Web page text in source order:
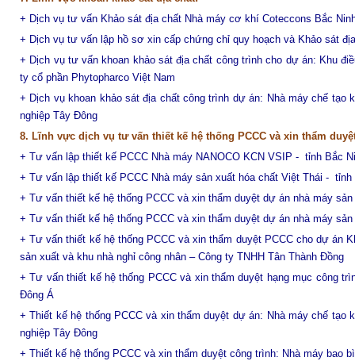
+ Dịch vụ tư vấn Khảo sát địa chất Nhà máy cơ khí Coteccons Bắc
+ Dịch vụ tư vấn lập hồ sơ xin cấp chứng chỉ quy hoạch và Khảo sát
+ Dịch vụ tư vấn khoan khảo sát địa chất công trình cho dự án: Khu
ty cổ phần Phytopharco Việt Nam
+ Dịch vụ khoan khảo sát địa chất công trình dự án: Nhà máy chế
nghiệp Tây Đông
8. Lĩnh vực dịch vụ tư vấn thiết kế hệ thống PCCC và xin thẩm
+ Tư vấn lập thiết kế PCCC Nhà máy NANOCO KCN VSIP - tỉnh Bắc
+ Tư vấn lập thiết kế PCCC Nhà máy sản xuất hóa chất Việt Thái - tỉnh
+ Tư vấn thiết kế hệ thống PCCC và xin thẩm duyệt dự án nhà máy
+ Tư vấn thiết kế hệ thống PCCC và xin thẩm duyệt dự án nhà máy
+ Tư vấn thiết kế hệ thống PCCC và xin thẩm duyệt PCCC cho dự án
sản xuất và khu nhà nghỉ công nhân – Công ty TNHH Tân Thành Đồng
+ Tư vấn thiết kế hệ thống PCCC và xin thẩm duyệt hạng mục công
Đông Á
+ Thiết kế hệ thống PCCC và xin thẩm duyệt dự án: Nhà máy chế
nghiệp Tây Đông
+ Thiết kế hệ thống PCCC và xin thẩm duyệt công trình: Nhà máy bao